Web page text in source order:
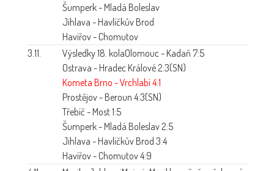
Šumperk - Mladá Boleslav
Jihlava - Havlíčkův Brod
Havířov - Chomutov
3.11.
Výsledky 18. kolaOlomouc - Kadaň 7:5
Ostrava - Hradec Králové 2:3(SN)
Kometa Brno - Vrchlabí 4:1
Prostějov - Beroun 4:3(SN)
Třebíč - Most 1:5
Šumperk - Mladá Boleslav 2:5
Jihlava - Havlíčkův Brod 3:4
Havířov - Chomutov 4:9